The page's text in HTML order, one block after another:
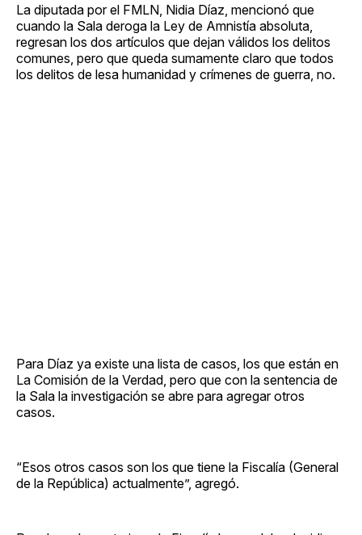
La diputada por el FMLN, Nidia Díaz, mencionó que
cuando la Sala deroga la Ley de Amnistía absoluta,
regresan los dos artículos que dejan válidos los delitos
comunes, pero que queda sumamente claro que todos
los delitos de lesa humanidad y crímenes de guerra, no.
Para Díaz ya existe una lista de casos, los que están en
La Comisión de la Verdad, pero que con la sentencia de
la Sala la investigación se abre para agregar otros
casos.
“Esos otros casos son los que tiene la Fiscalía (General
de la República) actualmente”, agregó.